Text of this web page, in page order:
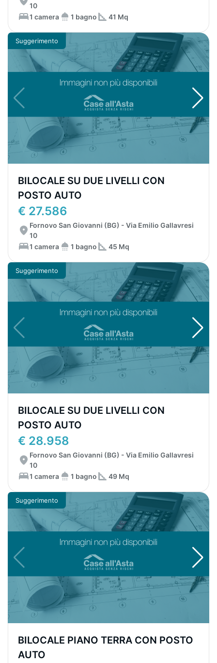
10
1 camera
1 bagno 41 Mq
Suggerimento
BILOCALE SU DUE LIVELLI CON
POSTO AUTO
€ 27.586
Fornovo San Giovanni (BG) - Via Emilio Gallavresi
10
1 camera
1 bagno 45 Mq
Suggerimento
BILOCALE SU DUE LIVELLI CON
POSTO AUTO
€ 28.958
Fornovo San Giovanni (BG) - Via Emilio Gallavresi
10
1 camera
1 bagno 49 Mq
Suggerimento
BILOCALE PIANO TERRA CON POSTO
AUTO